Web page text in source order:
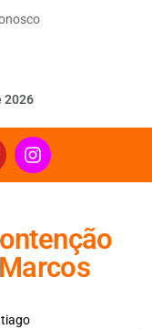
2026